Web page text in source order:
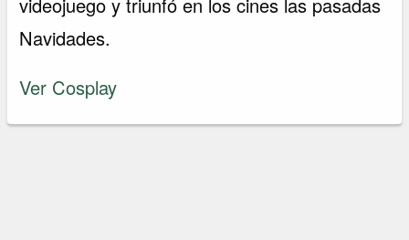
Navidades.
Ver Cosplay